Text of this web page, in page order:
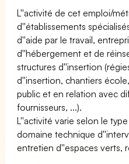
L''activité de cet emploi/
d''établissements
d''aide par le travail,
d''hébergement et de
structures d''insertion
d''insertion, chantiers
public et en relation avec
fournisseurs, ...).
L''activité varie selon le
domaine technique
entretien d''espaces verts,